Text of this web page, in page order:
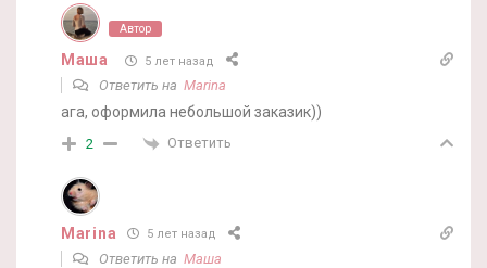
Автор
Маша 5 лет назад
Ответить на Marina
ага, оформила небольшой заказик))
2 Ответить
Marina 5 лет назад
Ответить на Маша